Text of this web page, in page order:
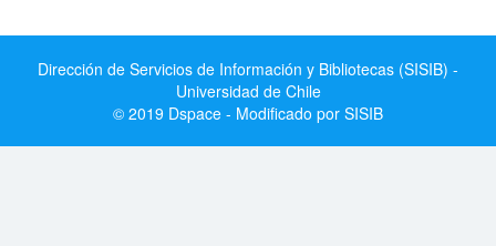
Dirección de Servicios de Información y Bibliotecas (SISIB) -
Universidad de Chile
© 2019 Dspace - Modificado por SISIB